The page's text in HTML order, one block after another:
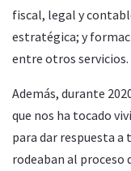
fiscal, legal y
estratégica; y
entre otros servicios.
Además, durante
que nos ha tocado
para dar respuesta a
rodeaban al proceso